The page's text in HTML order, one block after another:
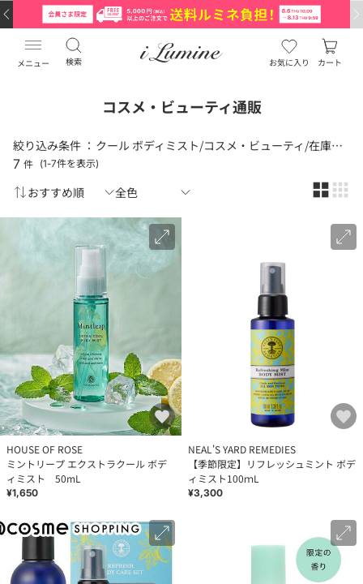
メニュー 検索 お気に入り カート
コスメ・ビューティ通販
絞り込み条件 ：
クール ボディミスト/コスメ・ビューティ/在庫状況（あり）
7 件 (1-7件を表示)
HOUSE OF ROSE
ミントリープ エクストラクール ボデ
ィミスト 50mL
¥1,650
NEAL'S YARD REMEDIES
【季節限定】リフレッシュミント ボデ
ィミスト100ｍL
¥3,300